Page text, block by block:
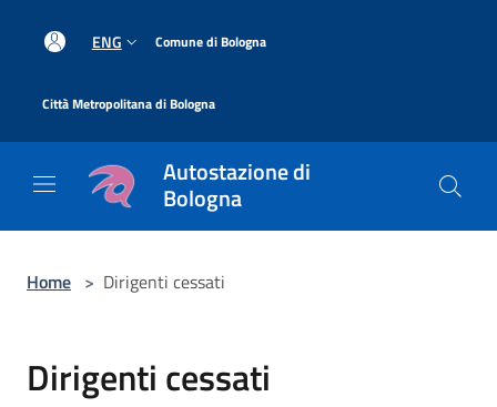
ENG Comune di Bologna
Città Metropolitana di Bologna
Autostazione di
Bologna
Home > Dirigenti cessati
Dirigenti cessati